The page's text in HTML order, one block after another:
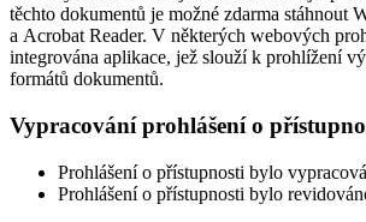
těchto dokumentů je možné zdarma stáhnout
a Acrobat Reader. V některých webových
integrována aplikace, jež slouží k prohlížení
formátů dokumentů.
Vypracování prohlášení o
Prohlášení o přístupnosti bylo
Prohlášení o přístupnosti bylo